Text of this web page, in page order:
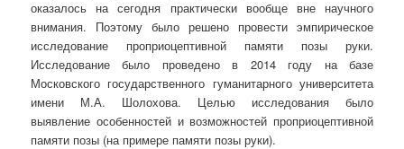
оказалось на сегодня практически вообще вне научного
внимания. Поэтому было решено провести эмпирическое
исследование проприоцептивной памяти позы руки.
Исследование было проведено в 2014 году на базе
Московского государственного гуманитарного университета
имени М.А. Шолохова. Целью исследования было
выявление особенностей и возможностей проприоцептивной
памяти позы (на примере памяти позы руки).